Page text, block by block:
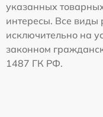
указанных
интересы. Все виды
исключительно на
законном
1487 ГК РФ.